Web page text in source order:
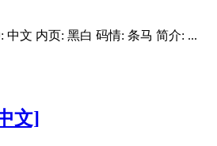
中文 内页: 黑白 码情: 条马 简介: ...
文]